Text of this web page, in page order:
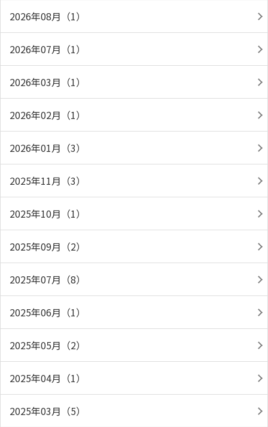
2026年08月（1）
2026年07月（1）
2026年03月（1）
2026年02月（1）
2026年01月（3）
2025年11月（3）
2025年10月（1）
2025年09月（2）
2025年07月（8）
2025年06月（1）
2025年05月（2）
2025年04月（1）
2025年03月（5）